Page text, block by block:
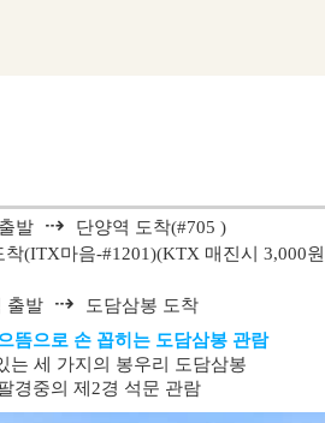
발 ⇢
단양역 도착(#705 )
착(ITX마음-#1201)(KTX 매진시 3,000
출발 ⇢
도담삼봉 도착
뜸으로 손 꼽히는 도담삼봉 관람
는 세 가지의 봉우리 도담삼봉
경중의 제2경 석문 관람